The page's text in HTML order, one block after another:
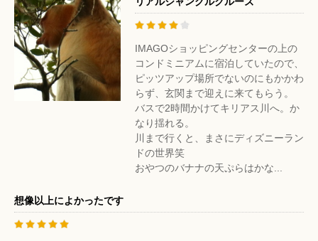
IMAGOショッピングセンターの上の
コンドミニアムに宿泊していたので、
ピッツアップ場所でないのにもかかわ
らず、玄関まで迎えに来てもらう。
バスで2時間かけてキリアス川へ。か
なり揺れる。
川まで行くと、まさにディズニーラン
ドの世界笑
おやつのバナナの天ぷらはかな...
想像以上によかったです